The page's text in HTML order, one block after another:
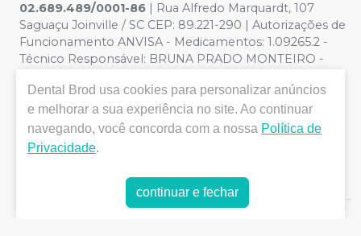
02.689.489/0001-86 | Rua Alfredo Marquardt, 107
Saguaçu Joinville / SC CEP: 89.221-290 | Autorizações de
Funcionamento ANVISA - Medicamentos: 1.09265.2 -
Técnico Responsável: BRUNA PRADO MONTEIRO -
Fotos meramente ilustrativas - Os preços e condições
da loja virtual estão sujeitos a alterações. Em caso de
divergência de preços no site, o valor válido é o do
Carrinho de Compra. Não vendemos por atacado, por
de grandes volumes pelo site.
Dental Brod usa cookies para personalizar anúncios
e melhorar a sua experiência no site. Ao continuar
navegando, você concorda com a nossa Política de
Privacidade.
continuar e fechar